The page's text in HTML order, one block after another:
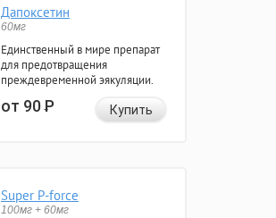
Дапоксетин
60мг
Единственный в мире препарат
для предотвращения
преждевременной эякуляции.
от 90Р Купить
Super P-force
100мг + 60мг